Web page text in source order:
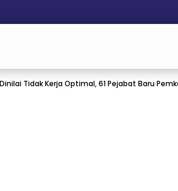
Dinilai Tidak Kerja Optimal, 61 Pejabat Baru